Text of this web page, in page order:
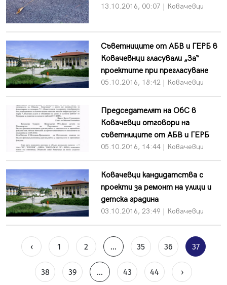
13.10.2016, 00:07 | Ковачевци
Съветниците от АБВ и ГЕРБ в
Ковачевнци гласували „За“
проектите при прегласуване
05.10.2016, 18:42 | Ковачевци
Председателят на ОбС в
Ковачевци отговори на
съветниците от АБВ и ГЕРБ
05.10.2016, 14:44 | Ковачевци
Ковачевци кандидатства с
проекти за ремонт на улици и
детска градина
03.10.2016, 23:49 | Ковачевци
‹ 1 2 ... 35 36 37
38 39 ... 43 44 ›